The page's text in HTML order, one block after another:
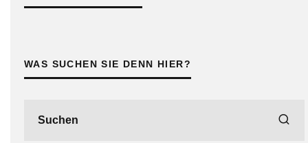
WAS SUCHEN SIE DENN HIER?